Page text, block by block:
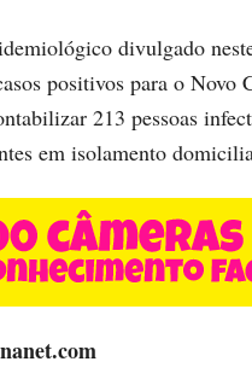
divulgado
positivos para o Novo
213 pessoas
em isolamento